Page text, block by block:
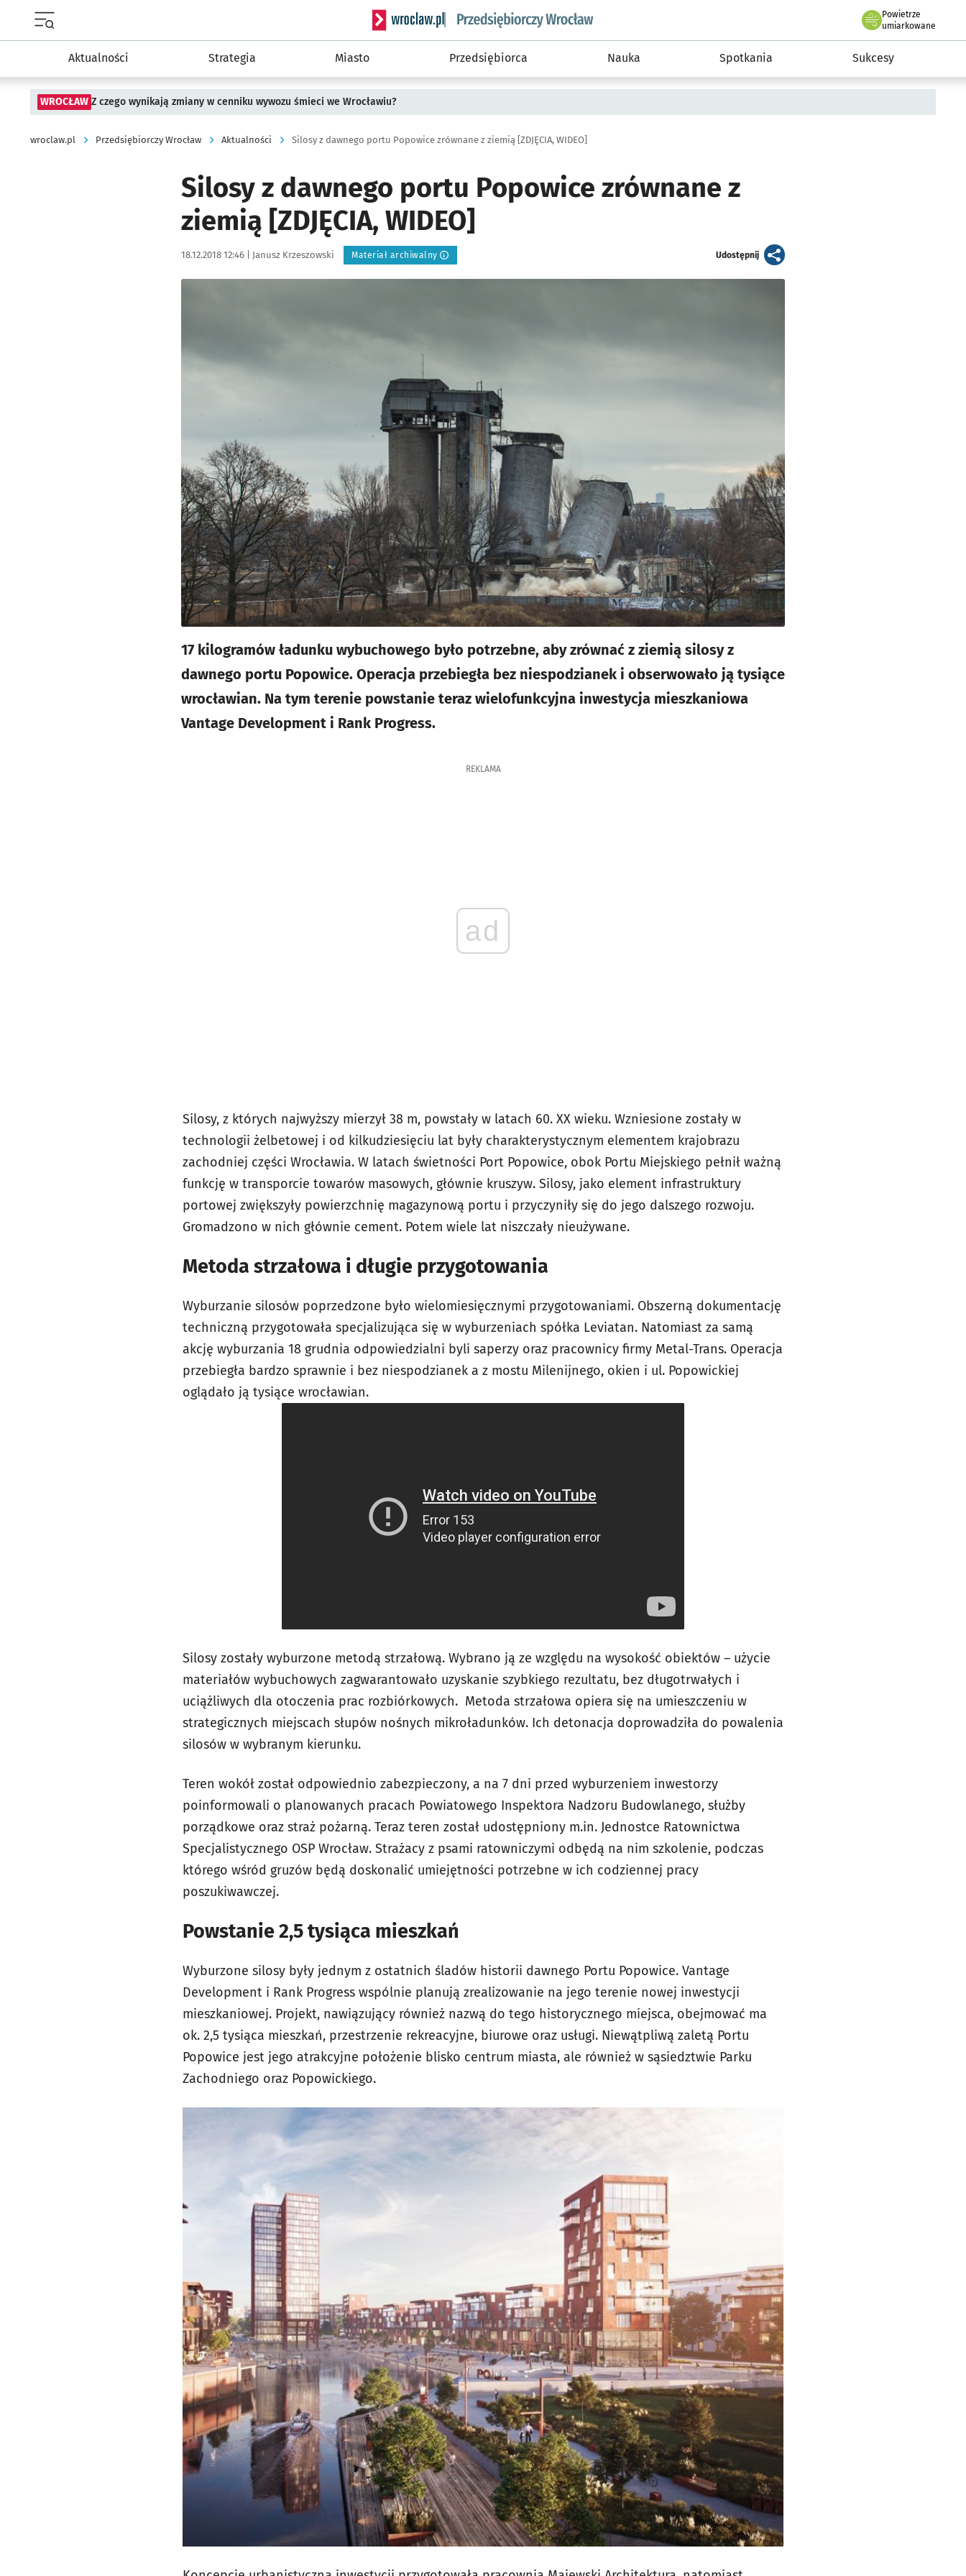
Serwis informacyjny wroclaw.pl podserwis: Strategia rozwoju przedsiębiorczości miasta Wrocławia
Powietrze
we Wrocławiu
umiarkowane
Aktualności Strategia Miasto Przedsiębiorca Nauka Spotkania Sukcesy
WROCŁAW Z czego wynikają zmiany w cenniku wywozu śmieci we Wrocławiu?
wroclaw.pl Przedsiębiorczy Wrocław Aktualności Silosy z dawnego portu Popowice zrównane z ziemią [ZDJĘCIA, WIDEO]
Silosy z dawnego portu Popowice zrównane z
ziemią [ZDJĘCIA, WIDEO]
Data publikacji:
18.12.2018 12:46 | Autor:
Janusz Krzeszowski Materiał archiwalny Udostępnijartykuł
17 kilogramów ładunku wybuchowego było potrzebne, aby zrównać z ziemią silosy z
dawnego portu Popowice. Operacja przebiegła bez niespodzianek i obserwowało ją tysiące
wrocławian. Na tym terenie powstanie teraz wielofunkcyjna inwestycja mieszkaniowa
Vantage Development i Rank Progress.
REKLAMA
ad
Silosy, z których najwyższy mierzył 38 m, powstały w latach 60. XX wieku. Wzniesione zostały w
technologii żelbetowej i od kilkudziesięciu lat były charakterystycznym elementem krajobrazu
zachodniej części Wrocławia. W latach świetności Port Popowice, obok Portu Miejskiego pełnił ważną
funkcję w transporcie towarów masowych, głównie kruszyw. Silosy, jako element infrastruktury
portowej zwiększyły powierzchnię magazynową portu i przyczyniły się do jego dalszego rozwoju.
Gromadzono w nich głównie cement. Potem wiele lat niszczały nieużywane.
Metoda strzałowa i długie przygotowania
Wyburzanie silosów poprzedzone było wielomiesięcznymi przygotowaniami. Obszerną dokumentację
techniczną przygotowała specjalizująca się w wyburzeniach spółka Leviatan. Natomiast za samą
akcję wyburzania 18 grudnia odpowiedzialni byli saperzy oraz pracownicy firmy Metal-Trans. Operacja
przebiegła bardzo sprawnie i bez niespodzianek a z mostu Milenijnego, okien i ul. Popowickiej
oglądało ją tysiące wrocławian.
Silosy zostały wyburzone metodą strzałową. Wybrano ją ze względu na wysokość obiektów – użycie
materiałów wybuchowych zagwarantowało uzyskanie szybkiego rezultatu, bez długotrwałych i
uciążliwych dla otoczenia prac rozbiórkowych. Metoda strzałowa opiera się na umieszczeniu w
strategicznych miejscach słupów nośnych mikroładunków. Ich detonacja doprowadziła do powalenia
silosów w wybranym kierunku.
Teren wokół został odpowiednio zabezpieczony, a na 7 dni przed wyburzeniem inwestorzy
poinformowali o planowanych pracach Powiatowego Inspektora Nadzoru Budowlanego, służby
porządkowe oraz straż pożarną. Teraz teren został udostępniony m.in. Jednostce Ratownictwa
Specjalistycznego OSP Wrocław. Strażacy z psami ratowniczymi odbędą na nim szkolenie, podczas
którego wśród gruzów będą doskonalić umiejętności potrzebne w ich codziennej pracy
poszukiwawczej.
Powstanie 2,5 tysiąca mieszkań
Wyburzone silosy były jednym z ostatnich śladów historii dawnego Portu Popowice. Vantage
Development i Rank Progress wspólnie planują zrealizowanie na jego terenie nowej inwestycji
mieszkaniowej. Projekt, nawiązujący również nazwą do tego historycznego miejsca, obejmować ma
ok. 2,5 tysiąca mieszkań, przestrzenie rekreacyjne, biurowe oraz usługi. Niewątpliwą zaletą Portu
Popowice jest jego atrakcyjne położenie blisko centrum miasta, ale również w sąsiedztwie Parku
Zachodniego oraz Popowickiego.